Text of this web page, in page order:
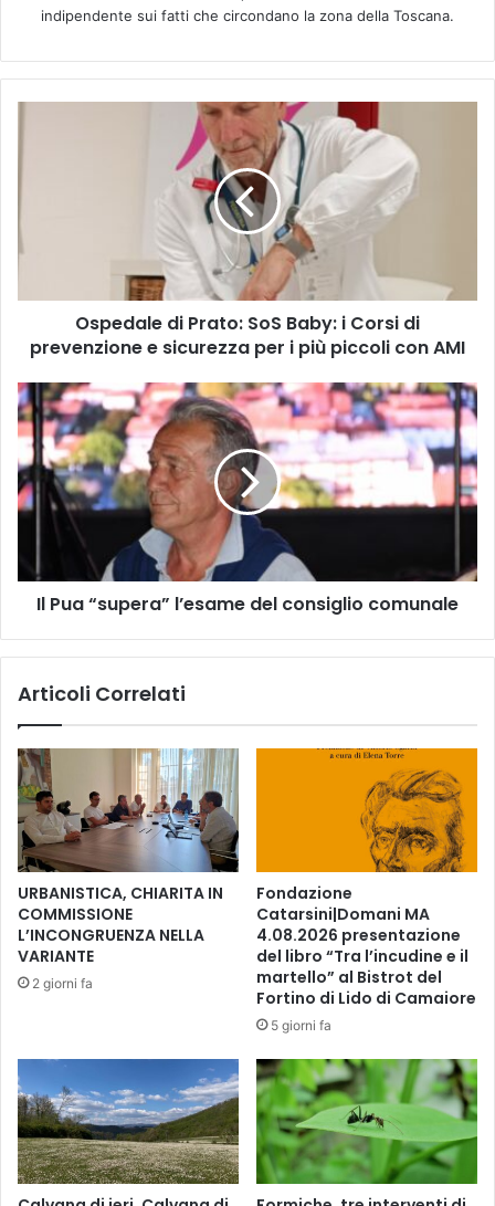
indipendente sui fatti che circondano la zona della Toscana.
l
d
a
t
o
:
S
o
:
C
s
i
d
p
r
e
v
e
z
n
e
e
s
i
c
Ospedale di Prato: SoS Baby: i Corsi di
prevenzione e sicurezza per i più piccoli con AMI
I
l
P
u
a
“
p
l
s
a
m
e
d
l
c
o
n
i
o
c
o
m
Il Pua “supera” l’esame del consiglio comunale
Articoli Correlati
URBANISTICA, CHIARITA IN
COMMISSIONE
L’INCONGRUENZA NELLA
VARIANTE
2 giorni fa
Fondazione
Catarsini|Domani MA
4.08.2026 presentazione
del libro “Tra l’incudine e il
martello” al Bistrot del
Fortino di Lido di Camaiore
5 giorni fa